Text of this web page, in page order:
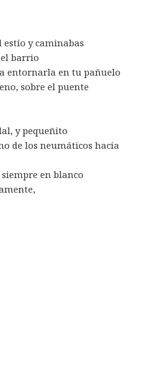
estío y caminabas
barrio
entornarla en tu pañuelo
sobre el puente
y pequeñito
de los neumáticos hacia
en blanco